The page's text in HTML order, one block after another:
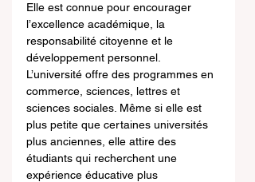
Elle est connue pour encourager
l’excellence académique, la
responsabilité citoyenne et le
développement personnel.
L’université offre des programmes en
commerce, sciences, lettres et
sciences sociales. Même si elle est
plus petite que certaines universités
plus anciennes, elle attire des
étudiants qui recherchent une
expérience éducative plus